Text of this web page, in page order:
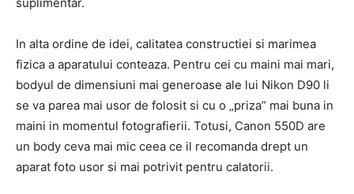
In alta ordine de idei, calitatea constructiei si marimea
fizica a aparatului conteaza. Pentru cei cu maini mai mari,
bodyul de dimensiuni mai generoase ale lui Nikon D90 li
se va parea mai usor de folosit si cu o „priza” mai buna in
maini in momentul fotografierii. Totusi, Canon 550D are
un body ceva mai mic ceea ce il recomanda drept un
aparat foto usor si mai potrivit pentru calatorii.